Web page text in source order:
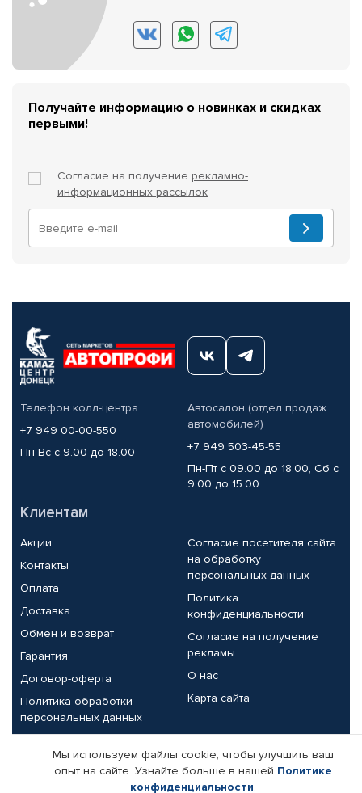
Получайте информацию о новинках и скидках
первыми!
Согласие на получение рекламно-
информационных рассылок
Телефон колл-центра
+7 949 00-00-550
Пн-Вс с 9.00 до 18.00
Автосалон (отдел продаж
автомобилей)
+7 949 503-45-55
Пн-Пт с 09.00 до 18.00, Сб с
9.00 до 15.00
Клиентам
Акции
Контакты
Оплата
Доставка
Обмен и возврат
Гарантия
Договор-оферта
Политика обработки
персональных данных
Согласие посетителя сайта
на обработку
персональных данных
Политика
конфиденциальности
Согласие на получение
рекламы
О нас
Карта сайта
Партнерам
Корпоративным клиентам Реквизиты компании
Мы используем файлы cookie, чтобы улучшить ваш
опыт на сайте. Узнайте больше в нашей Политике
конфиденциальности.